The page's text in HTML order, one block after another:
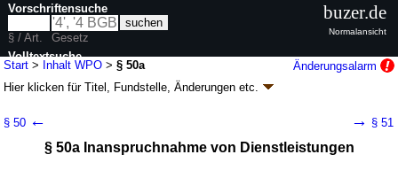
Start > Inhalt WPO >§ 50a
Änderungsalarm
Hier klicken fürTitel, Fundstelle, Änderungen etc.
Artikel 33 G. v. 04.02.2026BGBl. 2026 I Nr. 33
§ 50 ← → § 51
§ 50a Inanspruchnahme von Dienstleistungen
Vorschriftensuche
§ / Art.
Gesetz
Volltextsuche
nur in WPO
buzer.de
Normalansicht